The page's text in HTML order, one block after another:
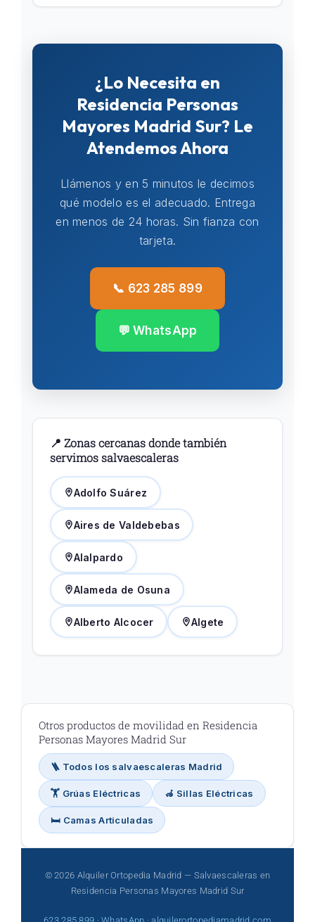
¿Lo Necesita en
Residencia Personas
Mayores Madrid Sur? Le
Atendemos Ahora
Llámenos y en 5 minutos le decimos
qué modelo es el adecuado. Entrega
en menos de 24 horas. Sin fianza con
tarjeta.
📞 623 285 899
💬 WhatsApp
📍 Zonas cercanas donde también
servimos salvaescaleras
Adolfo Suárez
Aires de Valdebebas
Alalpardo
Alameda de Osuna
Alberto Alcocer Algete
Otros productos de movilidad en Residencia
Personas Mayores Madrid Sur
🪜 Todos los salvaescaleras Madrid
🏋️ Grúas Eléctricas 🦽 Sillas Eléctricas
🛏️ Camas Articuladas
© 2026 Alquiler Ortopedia Madrid — Salvaescaleras en
Residencia Personas Mayores Madrid Sur